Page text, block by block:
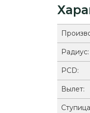
Радиус:
PCD:
Вылет: